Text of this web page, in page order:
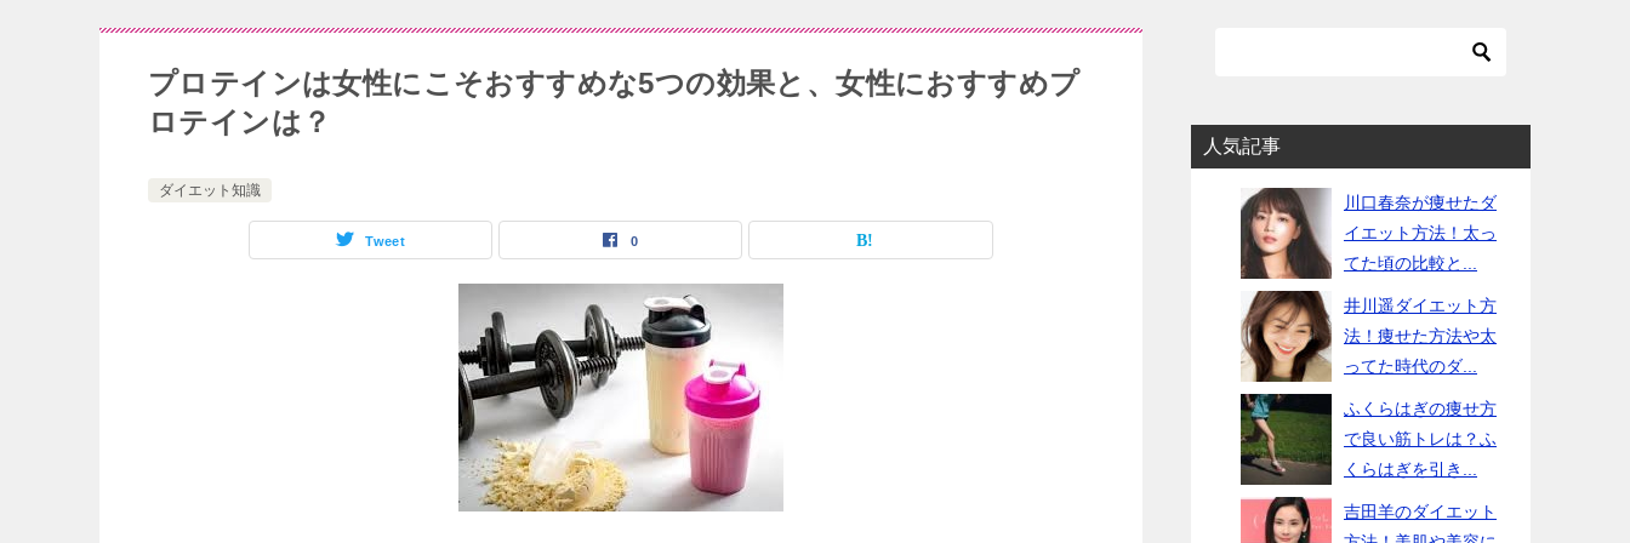
プロテインは女性にこそおすすめな5つの効果と、女性におすすめプ
ロテインは？
ダイエット知識
Tweet 0
人気記事
川口春奈が痩せたダ
イエット方法！太っ
てた頃の比較と...
井川遥ダイエット方
法！痩せた方法や太
ってた時代のダ...
ふくらはぎの痩せ方
で良い筋トレは？ふ
くらはぎを引き...
吉田羊のダイエット